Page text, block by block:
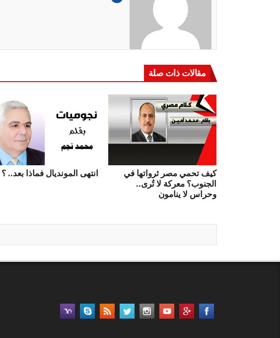
مقالات ذات صلة
انتهى المونديال فماذا بعد.. ؟
كيف تحمي مصر ثرواتها في
الجنوب؟ معركة لا تُرى..
وحراس لا ينامون